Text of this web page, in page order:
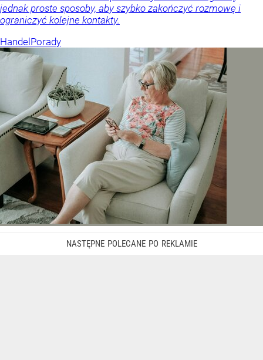
jednak proste sposoby, aby szybko zakończyć rozmowę i
ograniczyć kolejne kontakty.
HandelPorady